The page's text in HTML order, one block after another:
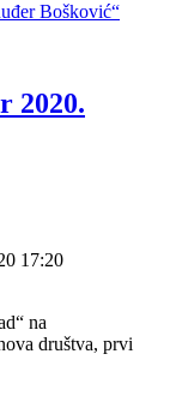
Bošković“
2020.
17:20
na
društva, prvi